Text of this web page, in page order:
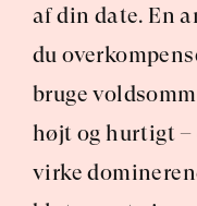
af din date. En
du
bruge
højt og hurtigt –
virke